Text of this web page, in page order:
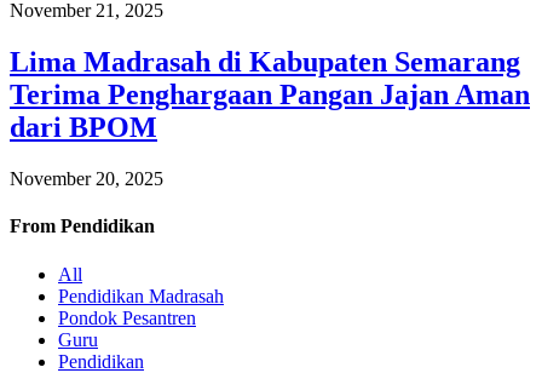
November 21, 2025
Lima Madrasah di Kabupaten Semarang
Terima Penghargaan Pangan Jajan Aman
dari BPOM
November 20, 2025
From Pendidikan
All
Pendidikan Madrasah
Pondok Pesantren
Guru
Pendidikan